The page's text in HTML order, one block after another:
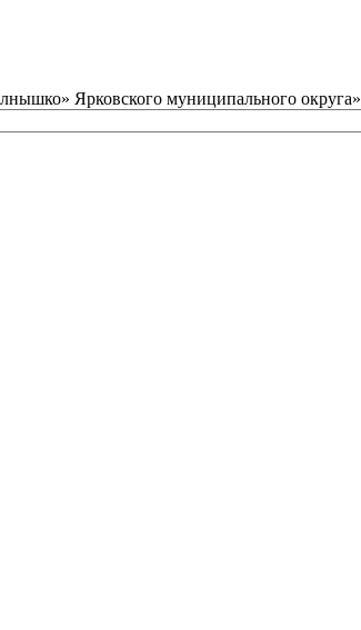
Ярковского муниципального округа»